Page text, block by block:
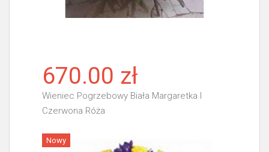
670.00 zł
Wieniec Pogrzebowy Biała Margaretka I
Czerwona Róża
Więcej
Nowy